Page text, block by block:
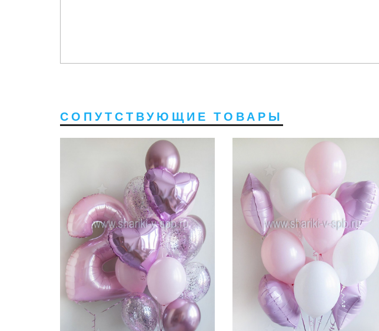
СОПУТСТВУЮЩИЕ ТОВАРЫ
3120 руб
2808 руб
3600 руб
3450 руб